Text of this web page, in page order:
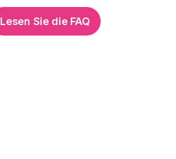
Lesen Sie die FAQ